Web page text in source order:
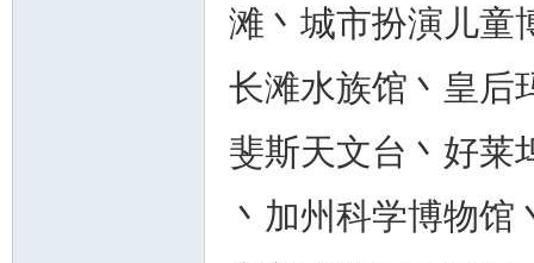
滩丶城市扮演儿童
长滩水族馆丶皇后
斐斯天文台丶好莱
丶加州科学博物馆